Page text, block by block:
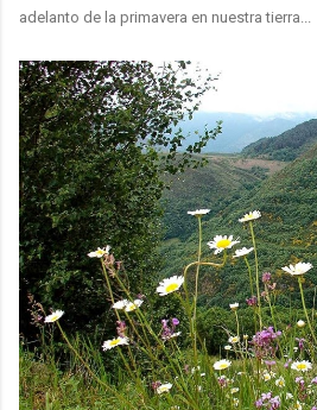
adelanto de la primavera en nuestra tierra...